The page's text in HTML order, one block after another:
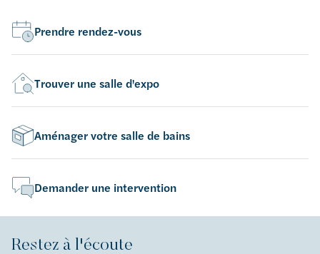
Prendre rendez-vous
Trouver une salle d'expo
Aménager votre salle de bains
Demander une intervention
Restez à l'écoute